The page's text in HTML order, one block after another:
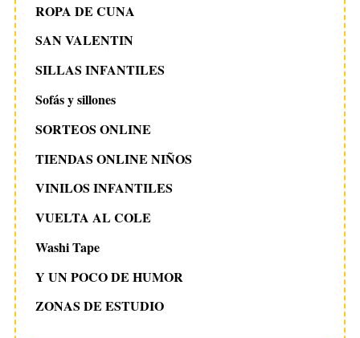
ROPA DE CUNA
SAN VALENTIN
SILLAS INFANTILES
Sofás y sillones
SORTEOS ONLINE
TIENDAS ONLINE NIÑOS
VINILOS INFANTILES
VUELTA AL COLE
Washi Tape
Y UN POCO DE HUMOR
ZONAS DE ESTUDIO